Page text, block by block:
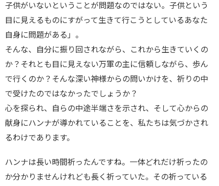
子供がいないということが問題なのではない。子供という
目に見えるものにすがって生きて行こうとしているあなた
自身に問題がある」。
そんな、自分に振り回されながら、これから生きていくの
か？それとも目に見えない万軍の主に信頼しながら、歩ん
で行くのか？そんな深い神様からの問いかけを、祈りの中
で受けたのではなかったでしょうか？
心を探られ、自らの中途半端さを示され、そして心からの
献身にハンナが導かれていることを、私たちは気づかされ
るわけであります。
ハンナは長い時間祈ったんですね。一体どれだけ祈ったの
か分かりませんけれども長く祈っていた。その祈っている